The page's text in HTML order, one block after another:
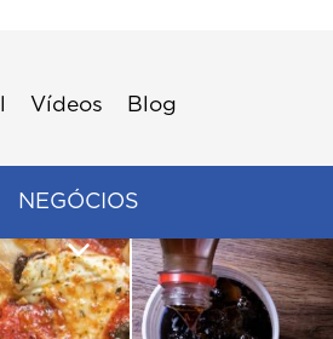
Vídeos Blog
NEGÓCIOS